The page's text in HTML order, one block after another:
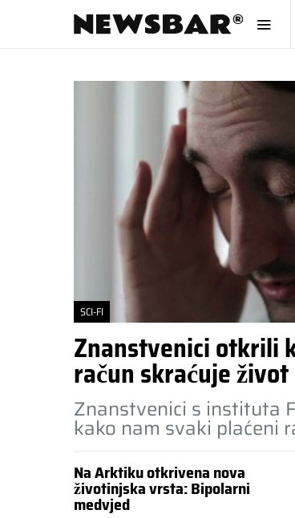
SCI-FI
Znanstvenici otkrili
račun skraćuje
Znanstvenici s instituta
kako nam svaki plaćeni
Na Arktiku otkrivena nova
životinjska vrsta: Bipolarni
medvjed